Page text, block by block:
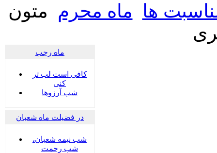
ها
ماه محرم متون
ماه رجب
کافی است لب تر
کنی
شب آرزوها
در فضیلت ماه شعبان
شب نیمه شعبان،
شب رحمت